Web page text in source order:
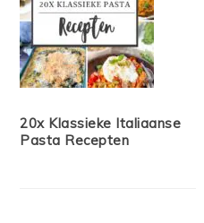
20x Klassieke Italiaanse
Pasta Recepten